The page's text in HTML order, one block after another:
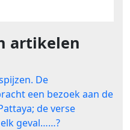
artikelen
De
een bezoek aan de
de verse
geval……?